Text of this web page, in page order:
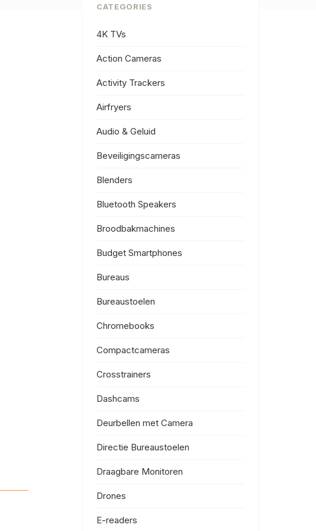
CATEGORIES
4K TVs
Action Cameras
Activity Trackers
Airfryers
Audio & Geluid
Beveiligingscameras
Blenders
Bluetooth Speakers
Broodbakmachines
Budget Smartphones
Bureaus
Bureaustoelen
Chromebooks
Compactcameras
Crosstrainers
Dashcams
Deurbellen met Camera
Directie Bureaustoelen
Draagbare Monitoren
Drones
E-readers